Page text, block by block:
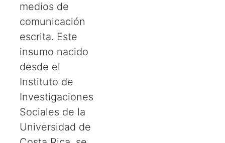
medios de
comunicación
escrita. Este
insumo nacido
desde el
Instituto de
Investigaciones
Sociales de la
Universidad de